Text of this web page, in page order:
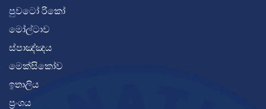
පුවටෝ රිකෝ
මෝල්ටාව
ස්පාඤ්ඤය
මෙක්සිකෝව
ඉතාලිය
ප්‍රංශය